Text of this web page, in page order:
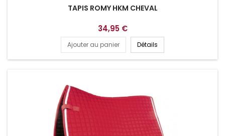
TAPIS ROMY HKM CHEVAL
34,95 €
Ajouter au panier Détails